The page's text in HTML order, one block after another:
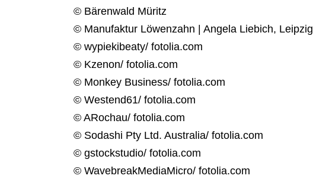
© Bärenwald Müritz
© Manufaktur Löwenzahn | Angela Liebich, Leipzig
© wypiekibeaty/ fotolia.com
© Kzenon/ fotolia.com
© Monkey Business/ fotolia.com
© Westend61/ fotolia.com
© ARochau/ fotolia.com
© Sodashi Pty Ltd. Australia/ fotolia.com
© gstockstudio/ fotolia.com
© WavebreakMediaMicro/ fotolia.com